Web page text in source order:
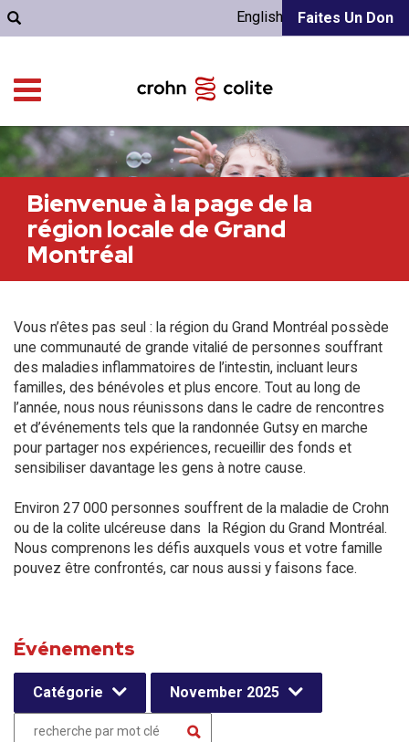
Faites Un Don
English
Bienvenue à la page de la
région locale de Grand
Montréal
Vous n’êtes pas seul : la région du Grand Montréal possède
une communauté de grande vitalié de personnes souffrant
des maladies inflammatoires de l’intestin, incluant leurs
familles, des bénévoles et plus encore. Tout au long de
l’année, nous nous réunissons dans le cadre de rencontres
et d’événements tels que la randonnée Gutsy en marche
pour partager nos expériences, recueillir des fonds et
sensibiliser davantage les gens à notre cause.
Environ 27 000 personnes souffrent de la maladie de Crohn
ou de la colite ulcéreuse dans la Région du Grand Montréal.
Nous comprenons les défis auxquels vous et votre famille
pouvez être confrontés, car nous aussi y faisons face.
Événements
Catégorie November 2025